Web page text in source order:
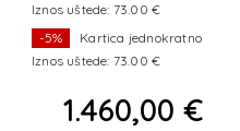
Iznos uštede: 73.00 €
-5%
Kartica jednokratno
Iznos uštede: 73.00 €
1.460,00 €